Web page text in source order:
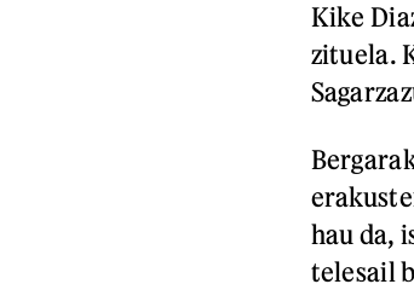
Kike
zituela.
hau da,
telesail